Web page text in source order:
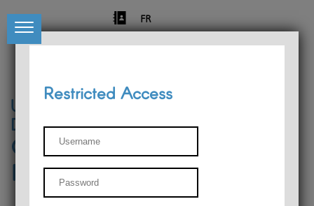
FR
University of Liège
Départment of Philosophy
Center for Phenomenological
Research
Restricted Access